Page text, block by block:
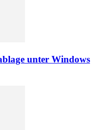
unter Windows